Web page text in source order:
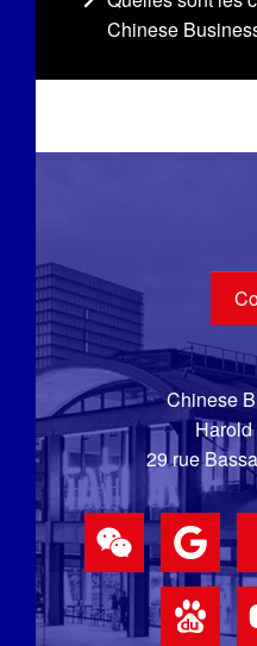
Chinese
Chinese
Harold
29 rue